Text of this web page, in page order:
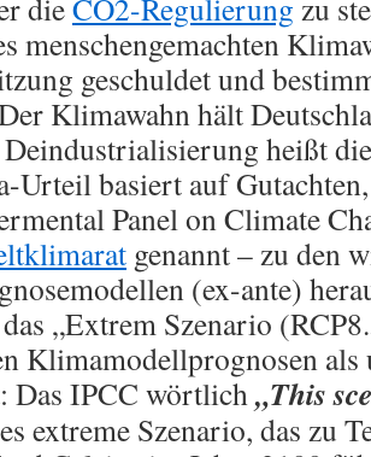
dieCO2-Regulierung zu
menschengemachten
geschuldet und
Klimawahn hält
Deindustrialisierung heißt
Urteil basiert auf
Panel on Climate
genannt – zu den
(ex-ante)
das „Extrem Szenario
Klimamodellprognosen als
Das IPCC wörtlich„This
extreme Szenario, das zu